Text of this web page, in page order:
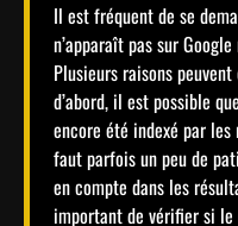
Il est fréquent de se
n’apparaît pas sur
Plusieurs raisons
d’abord, il est possible
encore été indexé par les
faut parfois un peu de
en compte dans les
important de vérifier si